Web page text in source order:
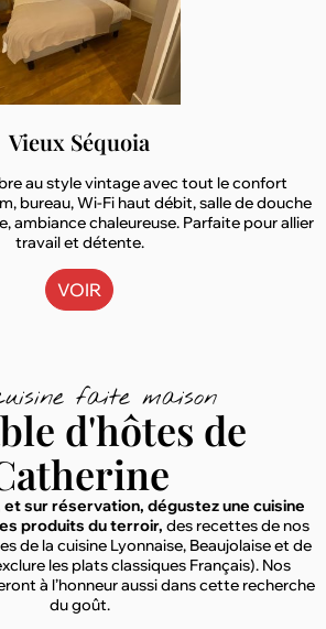
Vieux Séquoia
au style vintage avec tout le confort
bureau, Wi-Fi haut débit, salle de douche
ambiance chaleureuse. Parfaite pour allier
travail et détente.
VOIR
faite maison
d'hôtes de
et sur réservation, dégustez une cuisine
produits du terroir, des recettes de nos
de la cuisine Lyonnaise, Beaujolaise et de
les plats classiques Français). Nos
à l’honneur aussi dans cette recherche
du goût.